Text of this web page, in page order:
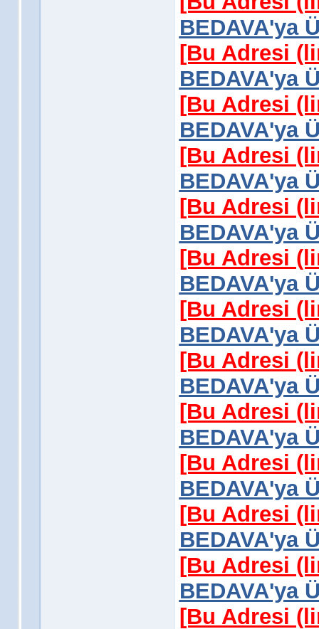
BEDAVA'ya
[Bu Adresi
BEDAVA'ya
[Bu Adresi
BEDAVA'ya
[Bu Adresi
BEDAVA'ya
[Bu Adresi
BEDAVA'ya
[Bu Adresi
BEDAVA'ya
[Bu Adresi
BEDAVA'ya
[Bu Adresi
BEDAVA'ya
[Bu Adresi
BEDAVA'ya
[Bu Adresi
BEDAVA'ya
[Bu Adresi
BEDAVA'ya
[Bu Adresi
BEDAVA'ya
[Bu Adresi